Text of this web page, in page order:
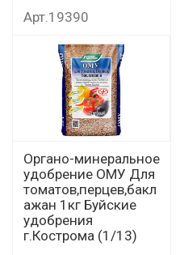
Арт.19390
Органо-минеральное
удобрение ОМУ Для
томатов,перцев,бакл
ажан 1кг Буйские
удобрения
г.Кострома (1/13)